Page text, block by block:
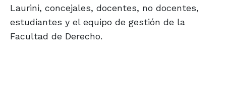
Laurini, concejales, docentes, no docentes,
estudiantes y el equipo de gestión de la
Facultad de Derecho.